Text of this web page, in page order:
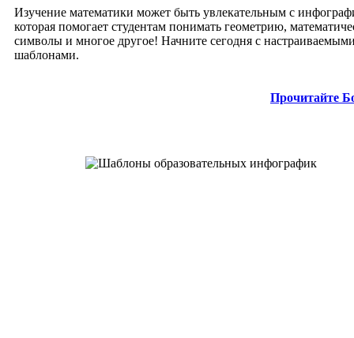
Изучение математики может быть увлекательным с
которая помогает студентам понимать геометрию,
символы и многое другое! Начните сегодня с
шаблонами.
Прочитайте